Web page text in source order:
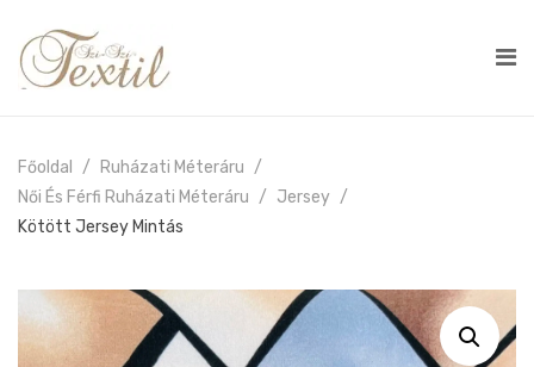
Főoldal
Ruházati Méteráru
Női És Férfi Ruházati Méteráru
Jersey
Kötött Jersey Mintás